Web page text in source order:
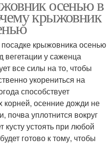
осенью в
крыжовник
крыжовника осенью
вегетации у саженца
все силы на то, чтобы
укорениться на
способствует
осенние дожди не
почва уплотнится вокруг
устоять при любой
готово к тому, чтобы